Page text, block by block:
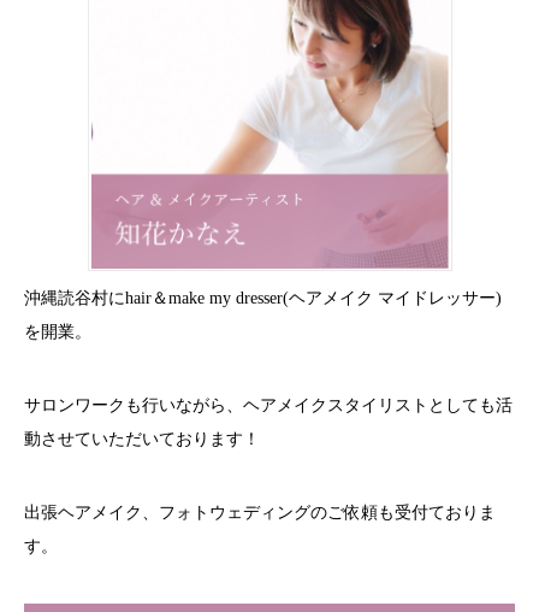
沖縄読谷村にhair＆make my dresser(ヘアメイク マイドレッサー)
を開業。
サロンワークも行いながら、ヘアメイクスタイリストとしても活
動させていただいております！
出張ヘアメイク、フォトウェディングのご依頼も受付ておりま
す。